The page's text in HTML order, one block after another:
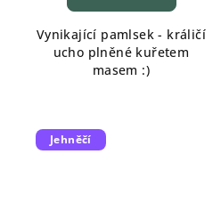
Vynikající pamlsek - králičí
ucho plněné kuřetem
masem :)
Jehněčí